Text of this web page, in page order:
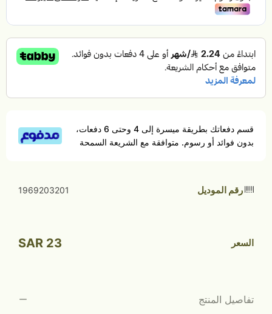
قسم دفعاتك بطريقة ميسرة إلى 4 وحتى 6 دفعات،
بدون فوائد أو رسوم. متوافقة مع الشريعة السمحة
رقم الموديل 1969203201
السعر 23 SAR
تفاصيل المنتج